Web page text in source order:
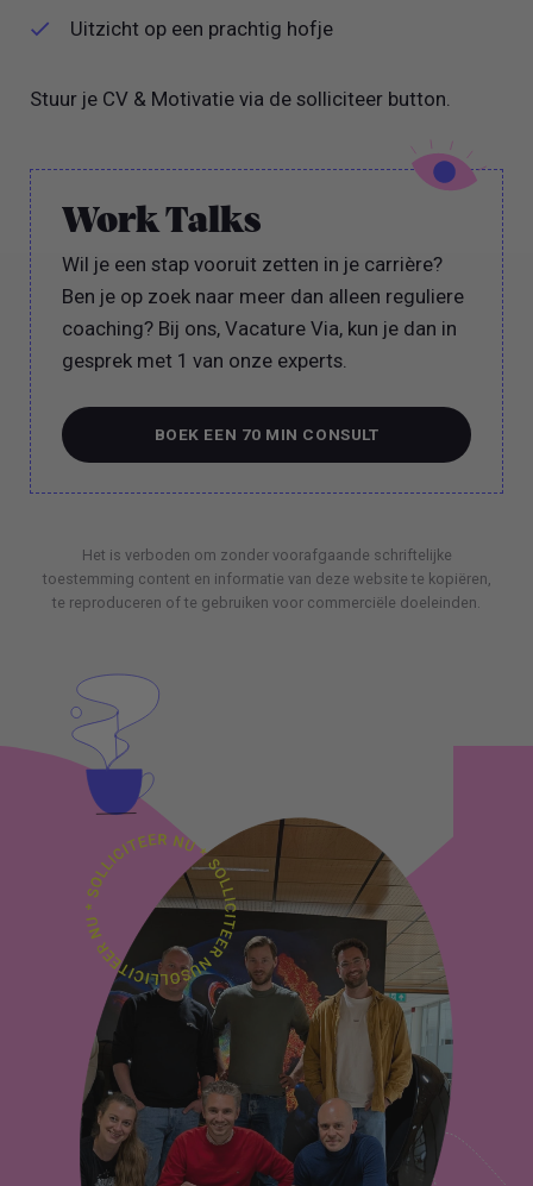
Uitzicht op een prachtig hofje
Stuur je CV & Motivatie via de solliciteer button.
Work Talks
Wil je een stap vooruit zetten in je carrière?
Ben je op zoek naar meer dan alleen reguliere
coaching? Bij ons, Vacature Via, kun je dan in
gesprek met 1 van onze experts.
BOEK EEN 70 MIN CONSULT
BOEK EEN 70 MIN CONSULT
Het is verboden om zonder voorafgaande schriftelijke
toestemming content en informatie van deze website te kopiëren,
te reproduceren of te gebruiken voor commerciële doeleinden.